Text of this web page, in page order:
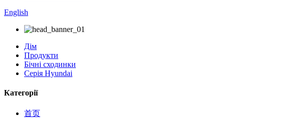
English
Дім
Продукти
Бічні сходинки
Серія Hyundai
Категорії
首页